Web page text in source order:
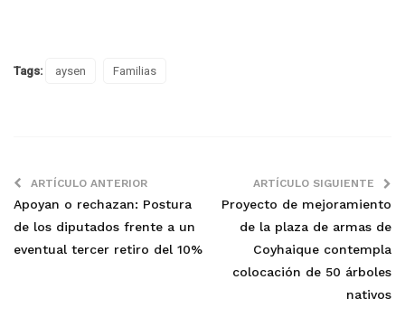
Tags: aysen Familias
ARTÍCULO ANTERIOR
Apoyan o rechazan: Postura
de los diputados frente a un
eventual tercer retiro del 10%
ARTÍCULO SIGUIENTE
Proyecto de mejoramiento
de la plaza de armas de
Coyhaique contempla
colocación de 50 árboles
nativos